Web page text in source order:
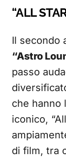
“ALL
Il secondo
“Astro
passo
che hanno
iconico,
di film, tra